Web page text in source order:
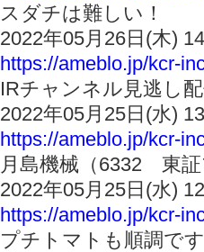
スダチは難しい！
2022年05月26日(木)
https://ameblo.jp/kcr-
IRチャンネル見逃し
2022年05月25日(水)
https://ameblo.jp/kcr-
月島機械（6332 東
2022年05月25日(水)
https://ameblo.jp/kcr-
プチトマトも順調で